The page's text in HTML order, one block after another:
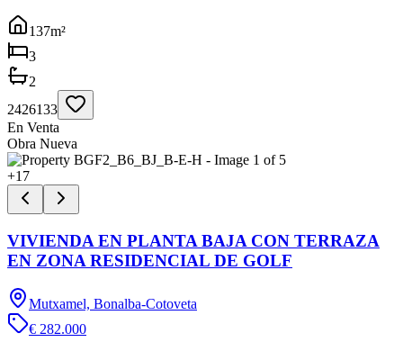
137m²
3
2
2426133
En Venta
Obra Nueva
+17
VIVIENDA EN PLANTA BAJA CON TERRAZA
EN ZONA RESIDENCIAL DE GOLF
Mutxamel, Bonalba-Cotoveta
€ 282.000